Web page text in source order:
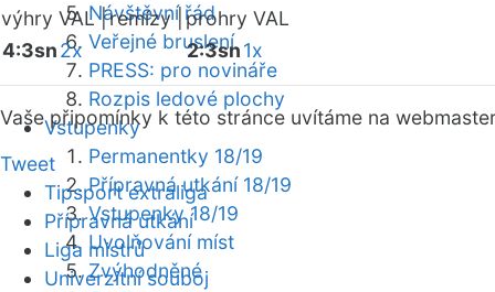
Návštěvní řád
Veřejné bruslení
PRESS: pro novináře
Rozpis ledové plochy
Vstupenky
Permanentky 18/19
Přípravná utkání 18/19
Vstupenky 18/19
Uvolňování míst
Zvýhodněné
výhry VAL |remízy | prohry VAL
4:3sn2x 2:3sn1x
Vaše připomínky k této stránce uvítáme na webmaster
Tweet
Tipsport extraliga
Přípravná utkání
Liga mistrů
Univerzitní souboj